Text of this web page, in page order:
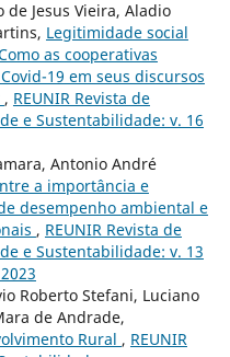
Jesus Vieira, Aladio
Legitimidade social
as cooperativas
19 em seus discursos
, REUNIR Revista de
e Sustentabilidade: v. 16
Antonio André
a importância e
desempenho ambiental e
, REUNIR Revista de
e Sustentabilidade: v. 13
Roberto Stefani, Luciano
de Andrade,
Rural , REUNIR